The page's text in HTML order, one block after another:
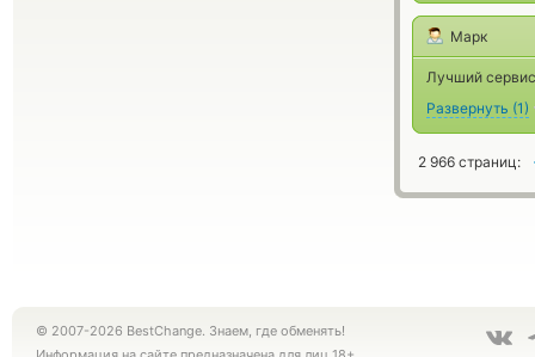
Марк
Лучший
Развернуть (1)
2 966 страниц:
© 2007-2026 BestChange. Знаем, где обменять!